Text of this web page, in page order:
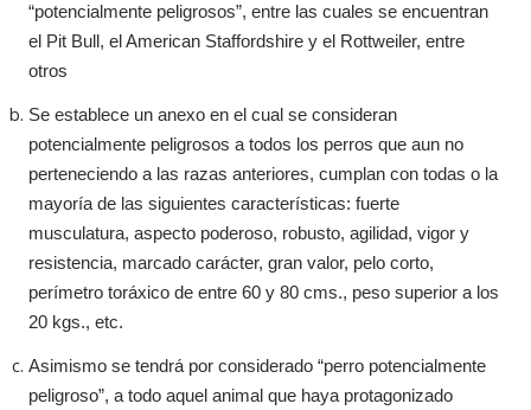
“potencialmente peligrosos”, entre las cuales se encuentran
el Pit Bull, el American Staffordshire y el Rottweiler, entre
otros
Se establece un anexo en el cual se consideran
potencialmente peligrosos a todos los perros que aun no
perteneciendo a las razas anteriores, cumplan con todas o la
mayoría de las siguientes características: fuerte
musculatura, aspecto poderoso, robusto, agilidad, vigor y
resistencia, marcado carácter, gran valor, pelo corto,
perímetro toráxico de entre 60 y 80 cms., peso superior a los
20 kgs., etc.
Asimismo se tendrá por considerado “perro potencialmente
peligroso”, a todo aquel animal que haya protagonizado